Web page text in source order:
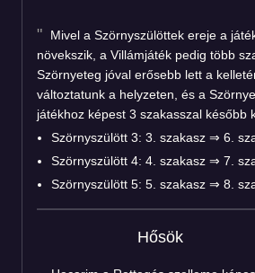
Mivel a Szörnyszülöttek ereje a
növekszik, a Villámjáték pedig több
Szörnyeteg jóval erősebb lett a
változtatunk a helyzeten, és a
játékhoz képest 3 szakasszal később
Szörnyszülött 3: 3. szakasz ⇒ 6.
Szörnyszülött 4: 4. szakasz ⇒ 7.
Szörnyszülött 5: 5. szakasz ⇒ 8.
Hősök